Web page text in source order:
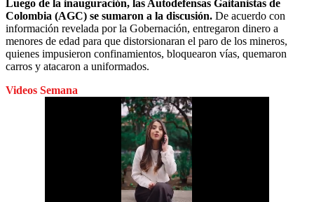
Luego de la inauguración, las Autodefensas Gaitanistas de
Colombia (AGC) se sumaron a la discusión. De acuerdo con
información revelada por la Gobernación, entregaron dinero a
menores de edad para que distorsionaran el paro de los mineros,
quienes impusieron confinamientos, bloquearon vías, quemaron
carros y atacaron a uniformados.
Videos Semana